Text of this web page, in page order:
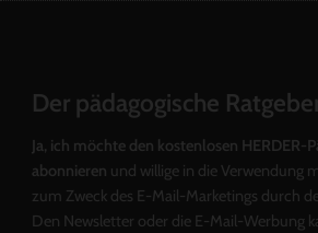
Der pädagogische
Ja, ich möchte den kostenlosen HERDER-
abonnieren und willige in die Verwendung
zum Zweck des E-Mail-Marketings durch
Den Newsletter oder die E-Mail-Werbung